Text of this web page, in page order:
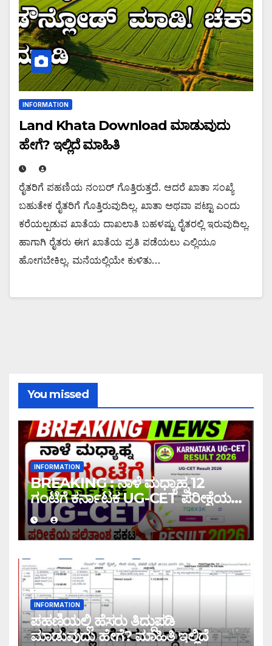
INFORMATION
Land Khata Download ಮಾಡುವುದು
ಹೇಗೆ? ಇಲ್ಲಿದೆ ಮಾಹಿತಿ
ರೈತರಿಗೆ ಪಹಣಿಯ ನಂಬರ್ ಗೊತ್ತಿರುತ್ತದೆ. ಆದರೆ ಖಾತಾ ಸಂಖ್ಯೆ
ಬಹುತೇಕ ರೈತರಿಗೆ ಗೊತ್ತಿರುವುದಿಲ್ಲ. ಖಾತಾ ಅಥವಾ ಪಟ್ಟಾ ಎಂದು
ಕರೆಯಲ್ಪಡುವ ಖಾತೆಯ ದಾಖಲಾತಿ ಬಹಳಷ್ಟು ರೈತರಲ್ಲಿ ಇರುವುದಿಲ್ಲ.
ಹಾಗಾಗಿ ರೈತರು ಈಗ ಖಾತೆಯ ಪ್ರತಿ ಪಡೆಯಲು ಎಲ್ಲಿಯೂ
ಹೋಗಬೇಕಿಲ್ಲ. ಮನೆಯಲ್ಲಿಯೇ ಕುಳಿತು…
You missed
INFORMATION
BREAKING : ನಾಳೆ ಮಧ್ಯಾಹ್ನ 12
ಗಂಟೆಗೆ ಕರ್ನಾಟಕ UG-CET ಪರೀಕ್ಷೆಯ
ಫಲಿತಾಂಶ ಪ್ರಕಟ |UG-CET Result
2026
INFORMATION
ಪಹಣಿಯಲ್ಲಿ ಹೆಸರು ತಿದ್ದುಪಡಿ
ಮಾಡುವುದು ಹೇಗೆ? ಮಾಹಿತಿ ಇಲ್ಲಿದೆ